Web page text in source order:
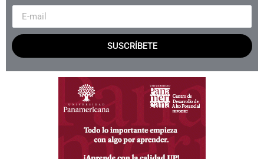
SUSCRÍBETE